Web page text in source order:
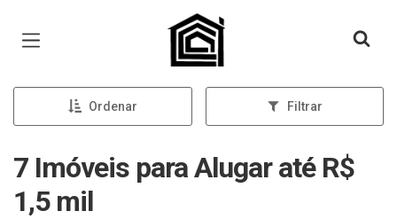
Página inicial
Ordenar Filtrar
7 Imóveis para Alugar até R$
1,5 mil